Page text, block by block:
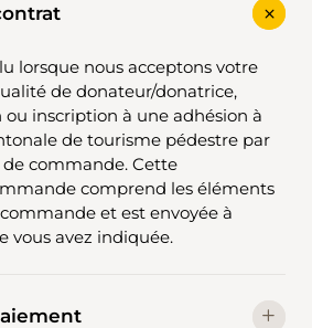
lorsque nous acceptons votre
de donateur/donatrice,
inscription à une adhésion à
de tourisme pédestre par
commande. Cette
comprend les éléments
et est envoyée à
vous avez indiquée.